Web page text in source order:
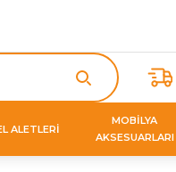
ALETLERİ
MOBİLYA
AKSESUARLARI